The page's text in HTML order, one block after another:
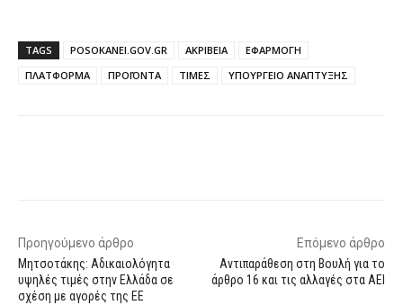
TAGS POSOKANEI.GOV.GR ΑΚΡΙΒΕΙΑ
ΕΦΑΡΜΟΓΗ
ΠΛΑΤΦΟΡΜΑ
ΠΡΟΪΌΝΤΑ ΤΙΜΕΣ ΥΠΟΥΡΓΕΙΟ ΑΝΑΠΤΥΞΗΣ
Προηγούμενο άρθρο
Μητσοτάκης: Αδικαιολόγητα
υψηλές τιμές στην Ελλάδα σε
σχέση με αγορές της ΕΕ
Επόμενο άρθρο
Αντιπαράθεση στη Βουλή για το
άρθρο 16 και τις αλλαγές στα ΑΕΙ